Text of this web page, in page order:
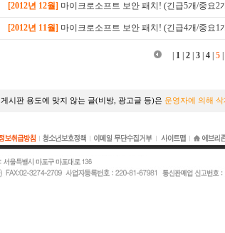
[2012년 12월] 마이크로소프트 보안 패치! (긴급5개/중요2
[2012년 11월] 마이크로소프트 보안 패치! (긴급4개/중요1
| 1| 2| 3| 4| 5|
게시판 용도에 맞지 않는 글(비방, 광고글 등)은 운영자에 의해